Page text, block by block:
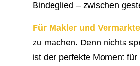
Bindeglied – zwischen
Für Makler und
zu machen. Denn nichts
ist der perfekte Moment